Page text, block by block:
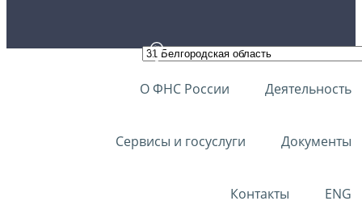
О ФНС России Деятельность
Сервисы и госуслуги Документы
Контакты ENG